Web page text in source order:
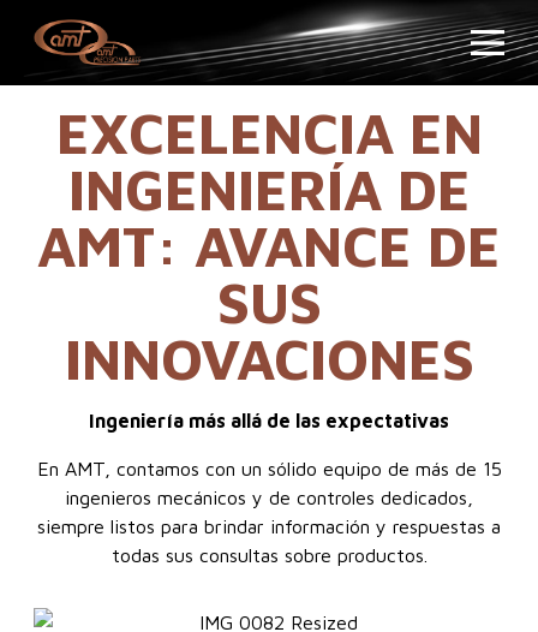
EXCELENCIA EN
INGENIERÍA DE
AMT: AVANCE DE
SUS
INNOVACIONES
Ingeniería más allá de las expectativas
En AMT, contamos con un sólido equipo de más de 15
ingenieros mecánicos y de controles dedicados,
siempre listos para brindar información y respuestas a
todas sus consultas sobre productos.